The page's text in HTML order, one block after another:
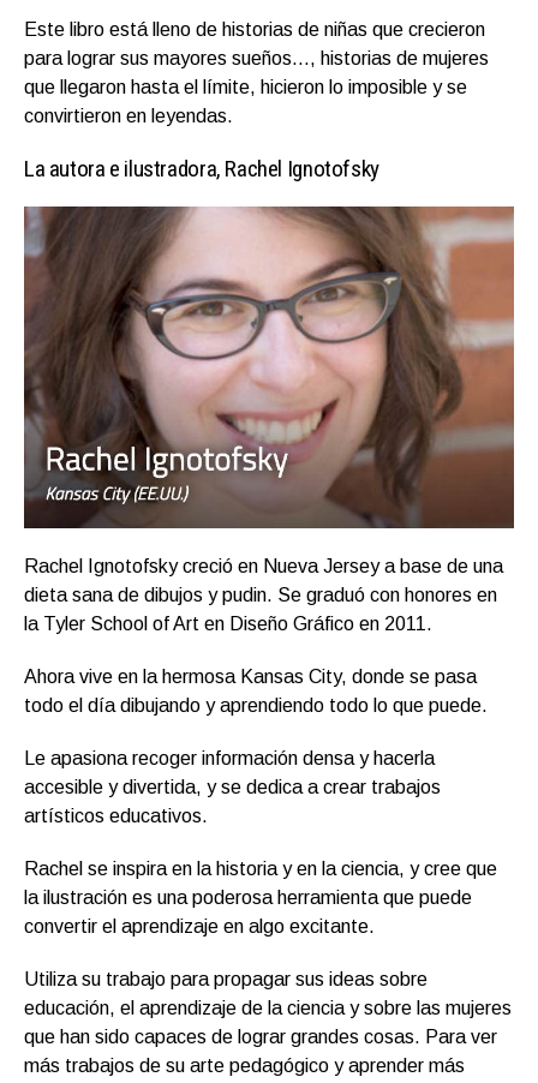
Este libro está lleno de historias de niñas que crecieron
para lograr sus mayores sueños…, historias de mujeres
que llegaron hasta el límite, hicieron lo imposible y se
convirtieron en leyendas.
La autora e ilustradora, Rachel Ignotofsky
Rachel Ignotofsky creció en Nueva Jersey a base de una
dieta sana de dibujos y pudin. Se graduó con honores en
la Tyler School of Art en Diseño Gráfico en 2011.
Ahora vive en la hermosa Kansas City, donde se pasa
todo el día dibujando y aprendiendo todo lo que puede.
Le apasiona recoger información densa y hacerla
accesible y divertida, y se dedica a crear trabajos
artísticos educativos.
Rachel se inspira en la historia y en la ciencia, y cree que
la ilustración es una poderosa herramienta que puede
convertir el aprendizaje en algo excitante.
Utiliza su trabajo para propagar sus ideas sobre
educación, el aprendizaje de la ciencia y sobre las mujeres
que han sido capaces de lograr grandes cosas. Para ver
más trabajos de su arte pedagógico y aprender más